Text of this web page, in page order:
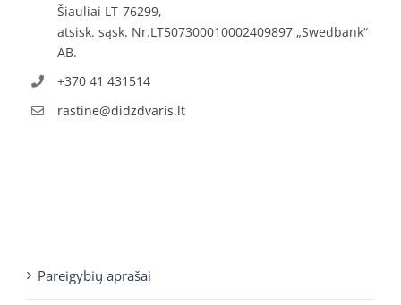
Šiauliai LT-76299,
atsisk. sąsk. Nr.LT507300010002409897 „Swedbank“
AB.
+370 41 431514
rastine@didzdvaris.lt
Pareigybių aprašai